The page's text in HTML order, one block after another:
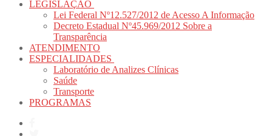
LEGISLAÇÃO
Lei Federal Nº12.527/2012 de Acesso A Informação
Decreto Estadual Nº45.969/2012 Sobre a
Transparência
ATENDIMENTO
ESPECIALIDADES
Laboratório de Analizes Clínicas
Saúde
Transporte
PROGRAMAS